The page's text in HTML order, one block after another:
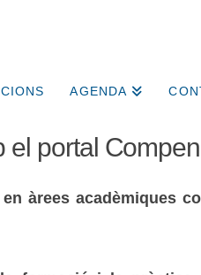
AGENDA
el portal
àrees acadèmiques